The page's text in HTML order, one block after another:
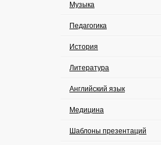
Музыка
Педагогика
История
Литература
Английский язык
Медицина
Шаблоны презентаций